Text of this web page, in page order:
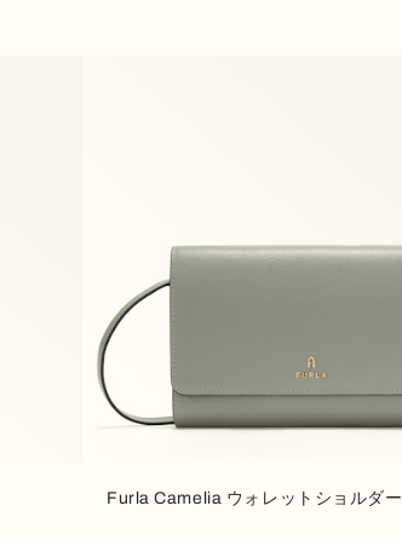
Furla Camelia ウォレットショルダー